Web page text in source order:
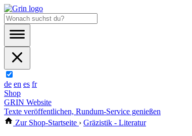
de en es fr
Shop
GRIN Website
Texte veröffentlichen, Rundum-Service genießen
Zur Shop-Startseite › Gräzistik - Literatur